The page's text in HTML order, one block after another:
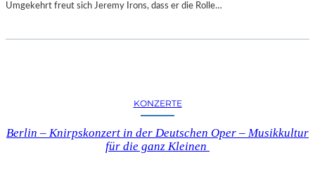
Umgekehrt freut sich Jeremy Irons, dass er die Rolle…
KONZERTE
Berlin – Knirpskonzert in der Deutschen Oper – Musikkultur
für die ganz Kleinen